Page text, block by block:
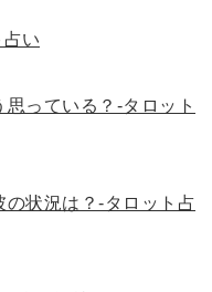
占い
っている？-タロット
状況は？-タロット占